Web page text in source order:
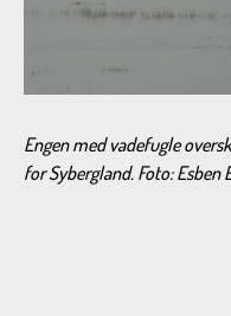
Engen med vadefugle
for Sybergland. Foto: Esben